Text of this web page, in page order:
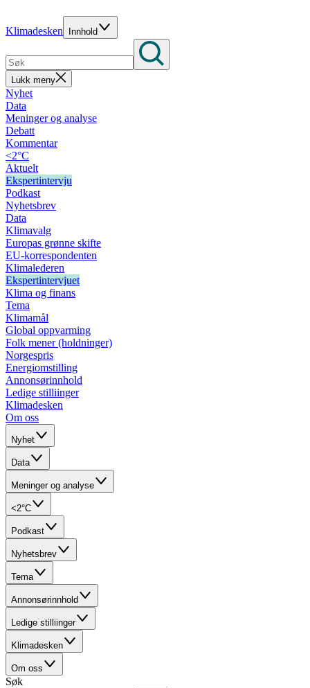
Klimadesken Innhold
Lukk meny
Nyhet
Data
Meninger og analyse
Debatt
Kommentar
<2°C
Aktuelt
Ekspertintervju
Podkast
Nyhetsbrev
Data
Klimavalg
Europas grønne skifte
EU-korrespondenten
Klimalederen
Ekspertintervjuet
Klima og finans
Tema
Klimamål
Global oppvarming
Folk mener (holdninger)
Norgespris
Energiomstilling
Annonsørinnhold
Ledige stilliinger
Klimadesken
Om oss
Nyhet
Data
Meninger og analyse
<2°C
Podkast
Nyhetsbrev
Tema
Annonsørinnhold
Ledige stilliinger
Klimadesken
Om oss
Søk